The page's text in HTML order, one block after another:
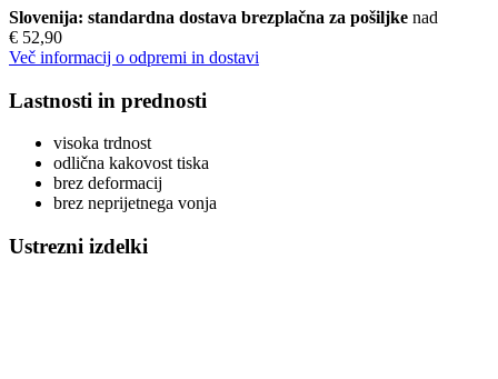
Slovenija: standardna dostava brezplačna za pošiljke nad
€ 52,90
Več informacij o odpremi in dostavi
Lastnosti in prednosti
visoka trdnost
odlična kakovost tiska
brez deformacij
brez neprijetnega vonja
Ustrezni izdelki